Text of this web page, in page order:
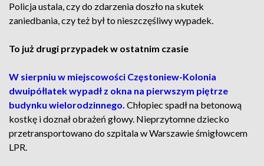
Policja ustala, czy do zdarzenia doszło na skutek
zaniedbania, czy też był to nieszczęśliwy wypadek.
To już drugi przypadek w ostatnim czasie
W sierpniu w miejscowości Częstoniew-Kolonia
dwuipółlatek wypadł z okna na pierwszym piętrze
budynku wielorodzinnego. Chłopiec spadł na betonową
kostkę i doznał obrażeń głowy. Nieprzytomne dziecko
przetransportowano do szpitala w Warszawie śmigłowcem
LPR.